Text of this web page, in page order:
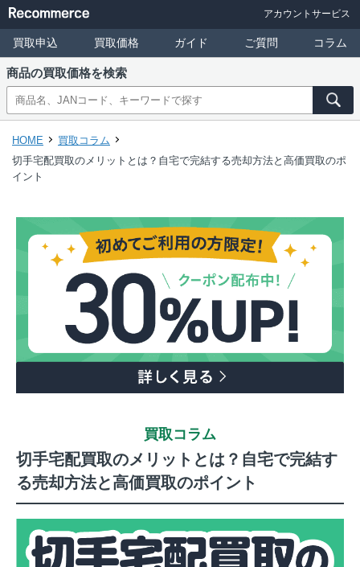
アカウントサービス
買取申込 買取価格 ガイド ご質問 コラム
商品の買取価格を検索
HOME
買取コラム
切手宅配買取のメリットとは？自宅で完結する売却方法と高価買取のポ
イント
買取コラム
切手宅配買取のメリットとは？自宅で完結す
る売却方法と高価買取のポイント